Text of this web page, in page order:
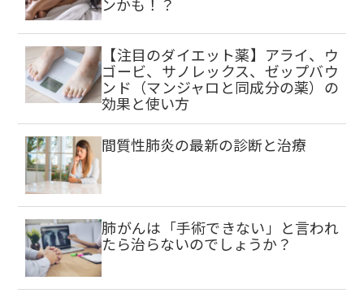
【注目のダイエット薬】アライ、ウ
ゴービ、サノレックス、ゼップバウ
ンド（マンジャロと同成分の薬）の
効果と使い方
間質性肺炎の最新の診断と治療
肺がんは「手術できない」と言われ
たら治らないのでしょうか？